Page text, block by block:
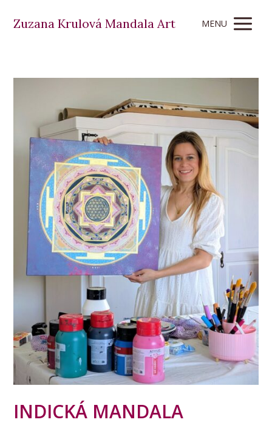
Zuzana Krulová Mandala Art MENU
INDICKÁ MANDALA